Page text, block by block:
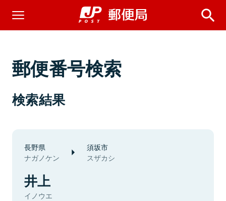
郵便番号検索
検索結果
長野県
ナガノケン
須坂市
スザカシ
井上
イノウエ